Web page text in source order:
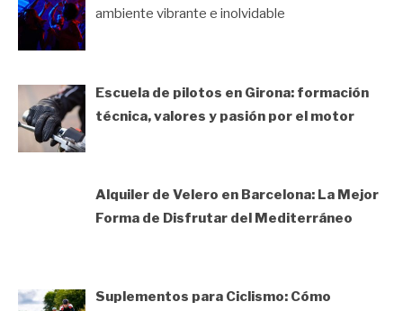
ambiente vibrante e inolvidable
Escuela de pilotos en Girona: formación
técnica, valores y pasión por el motor
Alquiler de Velero en Barcelona: La Mejor
Forma de Disfrutar del Mediterráneo
Suplementos para Ciclismo: Cómo